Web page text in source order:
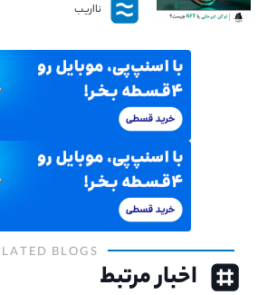
نااریب
BLOGS
اخبار مرتبط